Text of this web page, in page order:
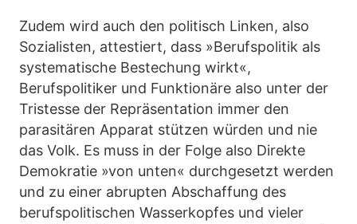
Zudem wird auch den politisch Linken, also
Sozialisten, attestiert, dass »Berufspolitik als
systematische Bestechung wirkt«,
Berufspolitiker und Funktionäre also unter der
Tristesse der Repräsentation immer den
parasitären Apparat stützen würden und nie
das Volk. Es muss in der Folge also Direkte
Demokratie »von unten« durchgesetzt werden
und zu einer abrupten Abschaffung des
berufspolitischen Wasserkopfes und vieler